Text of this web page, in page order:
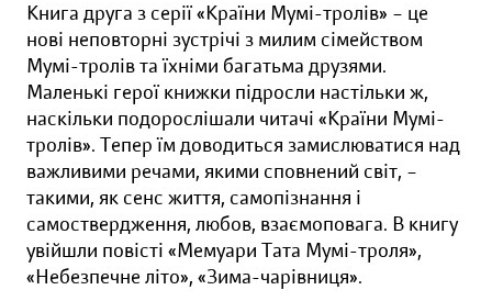
Книга друга з серії «Країни Мумі-тролів» – це
нові неповторні зустрічі з милим сімейством
Мумі-тролів та їхніми багатьма друзями.
Маленькі герої книжки підросли настільки ж,
наскільки подорослішали читачі «Країни Мумі-
тролів». Тепер їм доводиться замислюватися над
важливими речами, якими сповнений світ, –
такими, як сенс життя, самопізнання і
самоствердження, любов, взаємоповага. В книгу
увійшли повісті «Мемуари Тата Мумі-троля»,
«Небезпечне літо», «Зима-чарівниця».